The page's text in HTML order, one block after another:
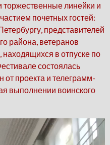
линейки и
почетных гостей:
представителей
района, ветеранов
в отпуске по
состоялась
проекта и телеграмм-
выполнении воинского